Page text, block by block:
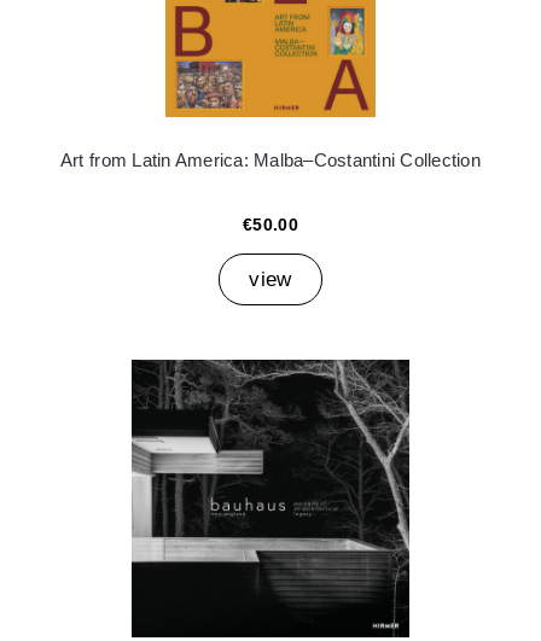
Art from Latin America: Malba–Costantini Collection
€50.00
view